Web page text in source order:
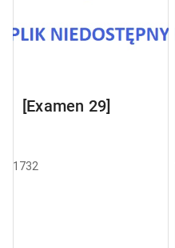
[Examen 29]
1732